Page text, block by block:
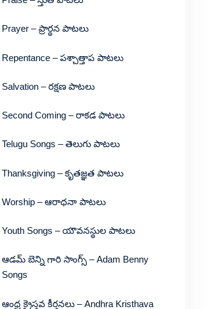
Prayer – ప్రార్థన పాటలు
Repentance – పశ్చాత్తాప పాటలు
Salvation – రక్షణ పాటలు
Second Coming – రాకడ పాటలు
Telugu Songs – తెలుగు పాటలు
Thanksgiving – కృతజ్ఞత పాటలు
Worship – ఆరాధనా పాటలు
Youth Songs – యౌవనస్థుల పాటలు
ఆడమ్ బెన్ని గారి సాంగ్స్ – Adam Benny
Songs
ఆంధ్ర క్రైస్తవ కీర్తనలు – Andhra Kristhava